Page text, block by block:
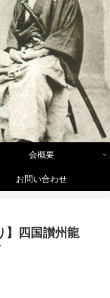
会概要
お問い合わせ
】四国讃州龍